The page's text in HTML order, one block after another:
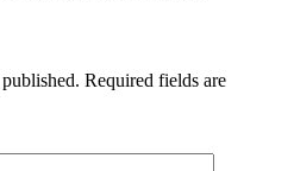
Required fields are